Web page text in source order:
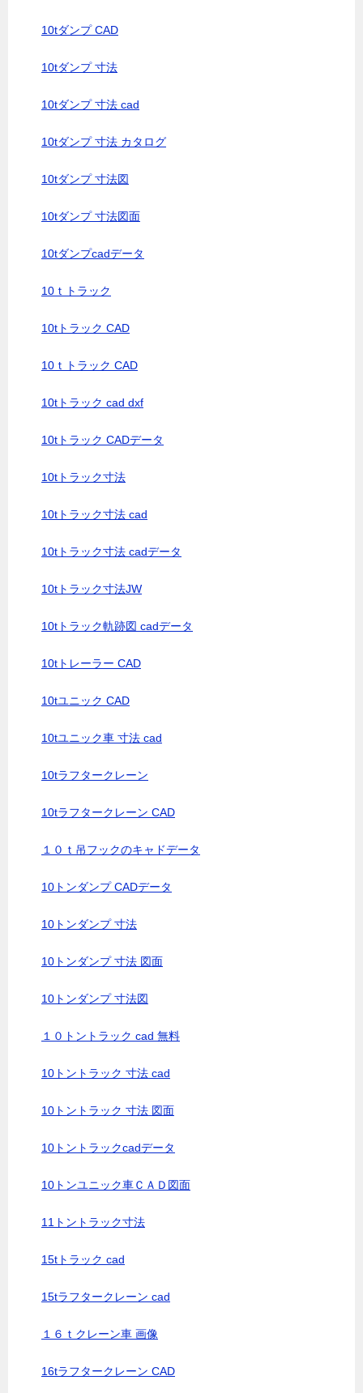
10tダンプ CAD
10tダンプ 寸法
10tダンプ 寸法 cad
10tダンプ 寸法 カタログ
10tダンプ 寸法図
10tダンプ 寸法図面
10tダンプcadデータ
10ｔトラック
10tトラック CAD
10ｔトラック CAD
10tトラック cad dxf
10tトラック CADデータ
10tトラック寸法
10tトラック寸法 cad
10tトラック寸法 cadデータ
10tトラック寸法JW
10tトラック軌跡図 cadデータ
10tトレーラー CAD
10tユニック CAD
10tユニック車 寸法 cad
10tラフタークレーン
10tラフタークレーン CAD
１０ｔ吊フックのキャドデータ
10トンダンプ CADデータ
10トンダンプ 寸法
10トンダンプ 寸法 図面
10トンダンプ 寸法図
１０トントラック cad 無料
10トントラック 寸法 cad
10トントラック 寸法 図面
10トントラックcadデータ
10トンユニック車ＣＡＤ図面
11トントラック寸法
15tトラック cad
15tラフタークレーン cad
１６ｔクレーン車 画像
16tラフタークレーン CAD